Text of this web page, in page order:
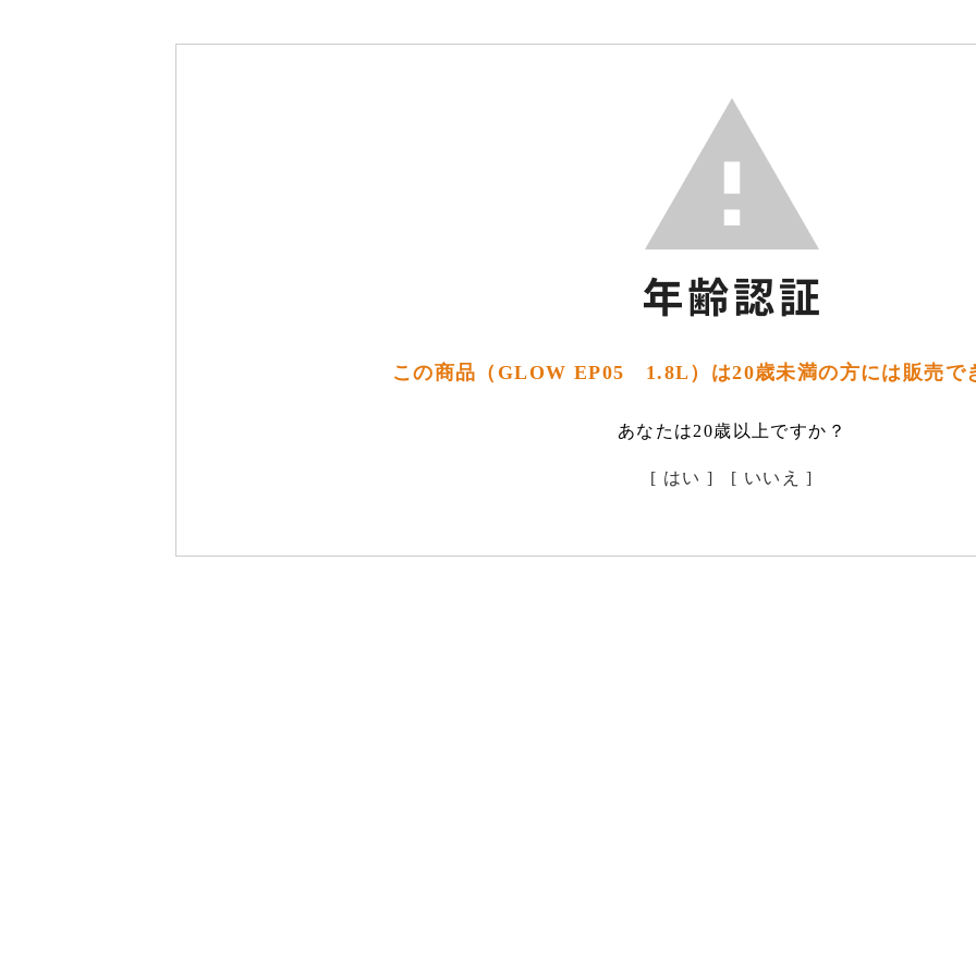
この商品（GLOW EP05 1.8L）は20歳未満の方には販売で
あなたは20歳以上ですか？
[ はい ] [ いいえ ]